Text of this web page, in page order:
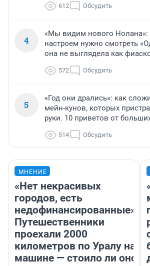
612 Обсудить
4
«Мы видим нового Нолана»:
настроем нужно смотреть
она не выглядела как
572 Обсудить
5
«Год они дрались»: как
мейн-кунов, которых
руки. 10 приветов от
514 Обсудить
МНЕНИЕ
«Нет некрасивых
городов, есть
недофинансированные».
Путешественники
проехали 2000
километров по Уралу на
машине — стоило ли оно